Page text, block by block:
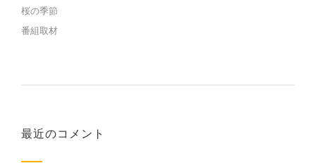
桜の季節
番組取材
最近のコメント